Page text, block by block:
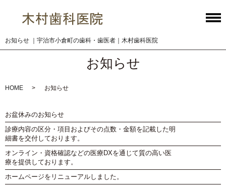
お知らせ ｜宇治市小倉町の歯科・歯医者｜木村歯科医院
お知らせ
HOME お知らせ
お盆休みのお知らせ
診療内容の区分・項目およびその点数・金額を記載した明
細書を交付しております。
オンライン・資格確認などの医療DXを通じて質の高い医
療を提供しております。
ホームページをリニューアルしました。